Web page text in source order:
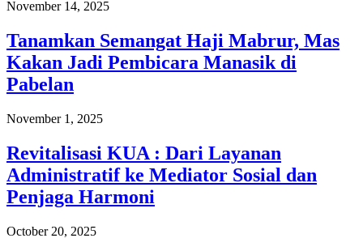
November 14, 2025
Tanamkan Semangat Haji Mabrur, Mas
Kakan Jadi Pembicara Manasik di
Pabelan
November 1, 2025
Revitalisasi KUA : Dari Layanan
Administratif ke Mediator Sosial dan
Penjaga Harmoni
October 20, 2025